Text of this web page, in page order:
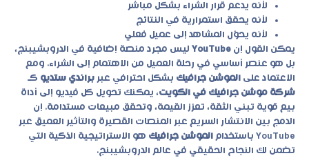
لأنه يدعم قرار الشراء بشكل مباشر
لأنه يحقق استمرارية في النتائج
لأنه يحوّل المشاهد إلى عميل فعلي
يمكن القول إن YouTube ليس مجرد منصة إضافية في الدروبشيبنج،
بل هو عنصر أساسي في رحلة العميل من الاهتمام إلى الشراء. ومع
الاعتماد على الموشن جرافيك بشكل احترافي عبر براندي ستديو كـ
شركة موشن جرافيك في الكويت، يمكنك تحويل كل فيديو إلى أداة
بيع قوية تبني الثقة، تعزز القيمة، وتحقق مبيعات مستدامة. إن
الدمج بين الانتشار السريع عبر المنصات القصيرة والتأثير العميق عبر
YouTube باستخدام
الموشن جرافيك هو الاستراتيجية الذكية التي
تضمن لك النجاح الحقيقي في عالم الدروبشيبنج.